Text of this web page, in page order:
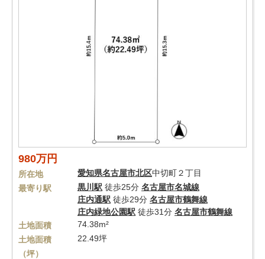
980万円
所在地 愛知県名古屋市北区中切町２丁目
最寄り駅
黒川駅 徒歩25分 名古屋市名城線
庄内通駅 徒歩29分 名古屋市鶴舞線
庄内緑地公園駅 徒歩31分 名古屋市鶴舞線
土地面積
74.38m²
土地面積
（坪）
22.49坪